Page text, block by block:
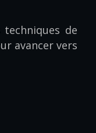
de
avancer vers